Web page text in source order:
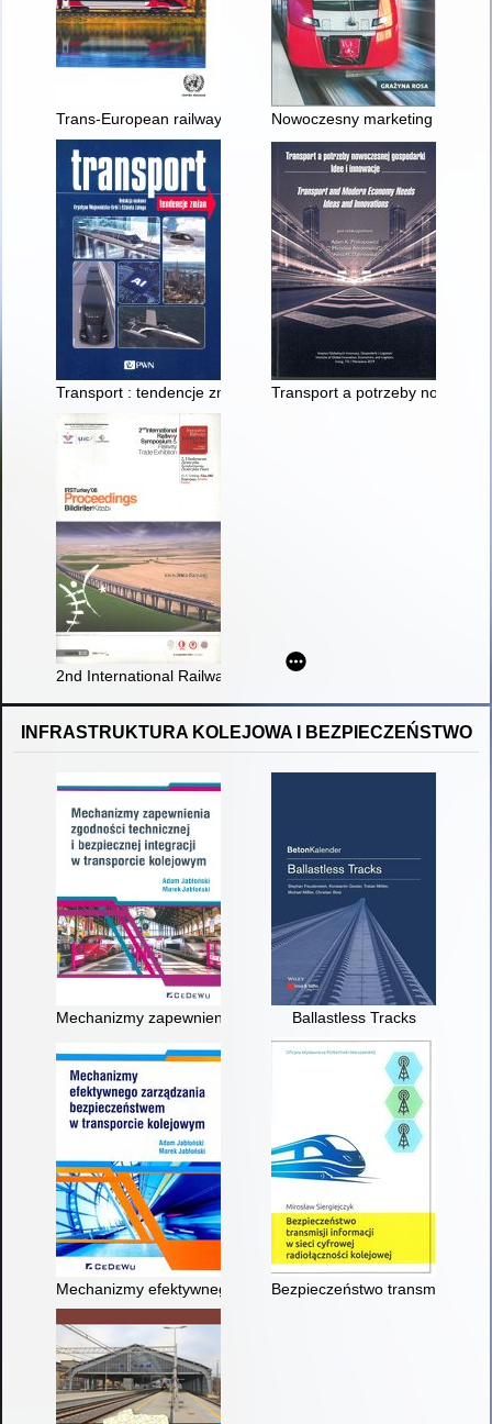
Trans-European railway high-speed : master plan study :
Nowoczesny marketing
Transport : tendencje zmian Transport a potrzeby
2nd International Railway Symposium & Railway Trade
INFRASTRUKTURA KOLEJOWA I BEZPIECZEŃSTWO
Mechanizmy zapewnienia zgodności technicznej i
Ballastless Tracks
Mechanizmy efektywnego zarządzania bezpieczeństwem w
Bezpieczeństwo transmisji